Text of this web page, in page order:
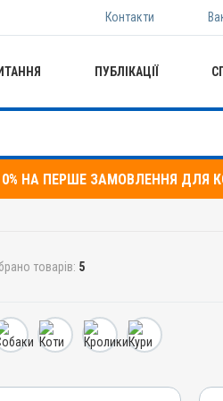
Контакти
ПУБЛІКАЦІЇ
НА ПЕРШЕ ЗАМОВЛЕННЯ ДЛЯ
товарів: 5